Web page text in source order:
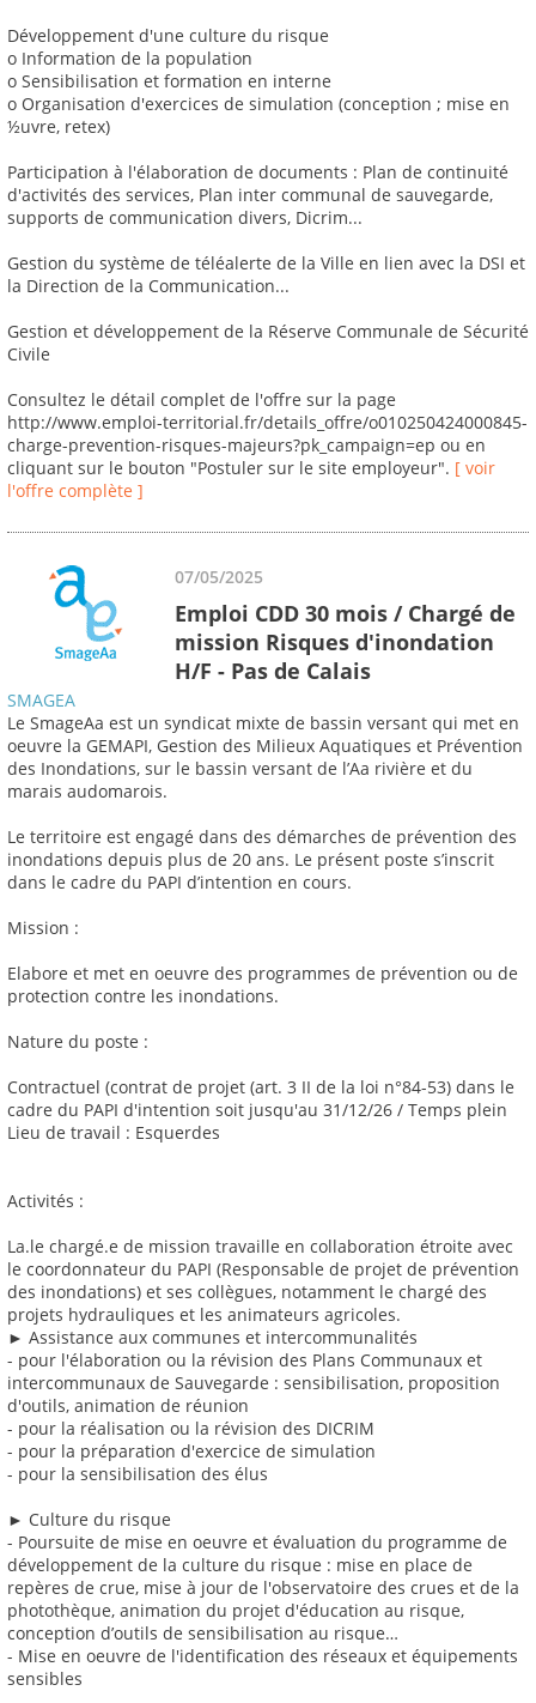
Développement d'une culture du risque
o Information de la population
o Sensibilisation et formation en interne
o Organisation d'exercices de simulation (conception ; mise en
½uvre, retex)
Participation à l'élaboration de documents : Plan de continuité
d'activités des services, Plan inter communal de sauvegarde,
supports de communication divers, Dicrim...
Gestion du système de téléalerte de la Ville en lien avec la DSI et
la Direction de la Communication...
Gestion et développement de la Réserve Communale de Sécurité
Civile
Consultez le détail complet de l'offre sur la page
http://www.emploi-territorial.fr/details_offre/o010250424000845-
charge-prevention-risques-majeurs?pk_campaign=ep ou en
cliquant sur le bouton "Postuler sur le site employeur". [ voir
l'offre complète ]
07/05/2025
Emploi CDD 30 mois / Chargé de
mission Risques d'inondation
H/F - Pas de Calais
SMAGEA
Le SmageAa est un syndicat mixte de bassin versant qui met en
oeuvre la GEMAPI, Gestion des Milieux Aquatiques et Prévention
des Inondations, sur le bassin versant de l’Aa rivière et du
marais audomarois.
Le territoire est engagé dans des démarches de prévention des
inondations depuis plus de 20 ans. Le présent poste s’inscrit
dans le cadre du PAPI d’intention en cours.
Mission :
Elabore et met en oeuvre des programmes de prévention ou de
protection contre les inondations.
Nature du poste :
Contractuel (contrat de projet (art. 3 II de la loi n°84-53) dans le
cadre du PAPI d'intention soit jusqu'au 31/12/26 / Temps plein
Lieu de travail : Esquerdes
Activités :
La.le chargé.e de mission travaille en collaboration étroite avec
le coordonnateur du PAPI (Responsable de projet de prévention
des inondations) et ses collègues, notamment le chargé des
projets hydrauliques et les animateurs agricoles.
► Assistance aux communes et intercommunalités
- pour l'élaboration ou la révision des Plans Communaux et
intercommunaux de Sauvegarde : sensibilisation, proposition
d'outils, animation de réunion
- pour la réalisation ou la révision des DICRIM
- pour la préparation d'exercice de simulation
- pour la sensibilisation des élus
► Culture du risque
- Poursuite de mise en oeuvre et évaluation du programme de
développement de la culture du risque : mise en place de
repères de crue, mise à jour de l'observatoire des crues et de la
photothèque, animation du projet d'éducation au risque,
conception d’outils de sensibilisation au risque…
- Mise en oeuvre de l'identification des réseaux et équipements
sensibles